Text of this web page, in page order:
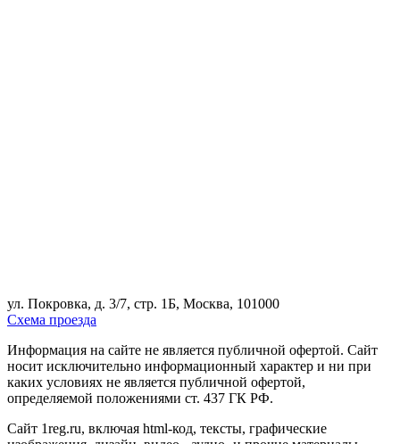
ул. Покровка, д. 3/7, стр. 1Б, Москва, 101000
Схема проезда
Информация на сайте не является публичной офертой. Cайт
носит исключительно информационный характер и ни при
каких условиях не является публичной офертой,
определяемой положениями ст. 437 ГК РФ.
Сайт 1reg.ru, включая html-код, тексты, графические